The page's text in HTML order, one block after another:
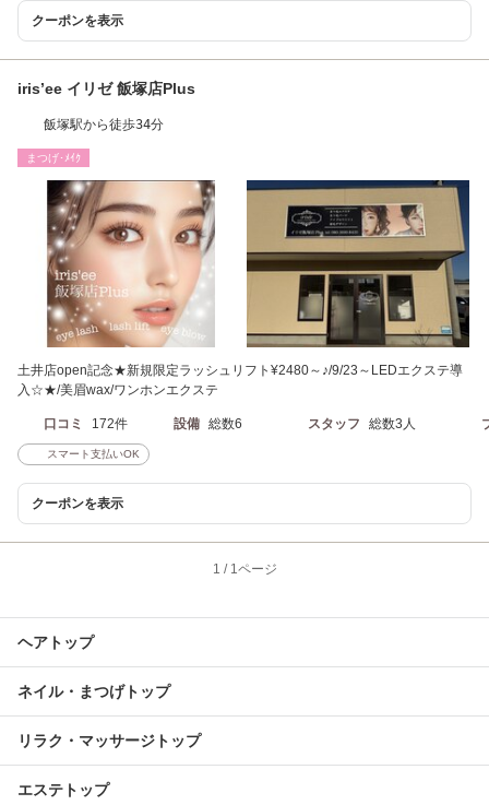
クーポンを表示
iris’ee イリゼ 飯塚店Plus
飯塚駅から徒歩34分
まつげ･ﾒｲｸ
土井店open記念★新規限定ラッシュリフト¥2480～♪/9/23～LEDエクステ導
入☆★/美眉wax/ワンホンエクステ
口コミ 172件 設備 総数6 スタッフ 総数3人
スマート支払いOK
クーポンを表示
1 / 1ページ
ヘアトップ
ネイル・まつげトップ
リラク・マッサージトップ
エステトップ